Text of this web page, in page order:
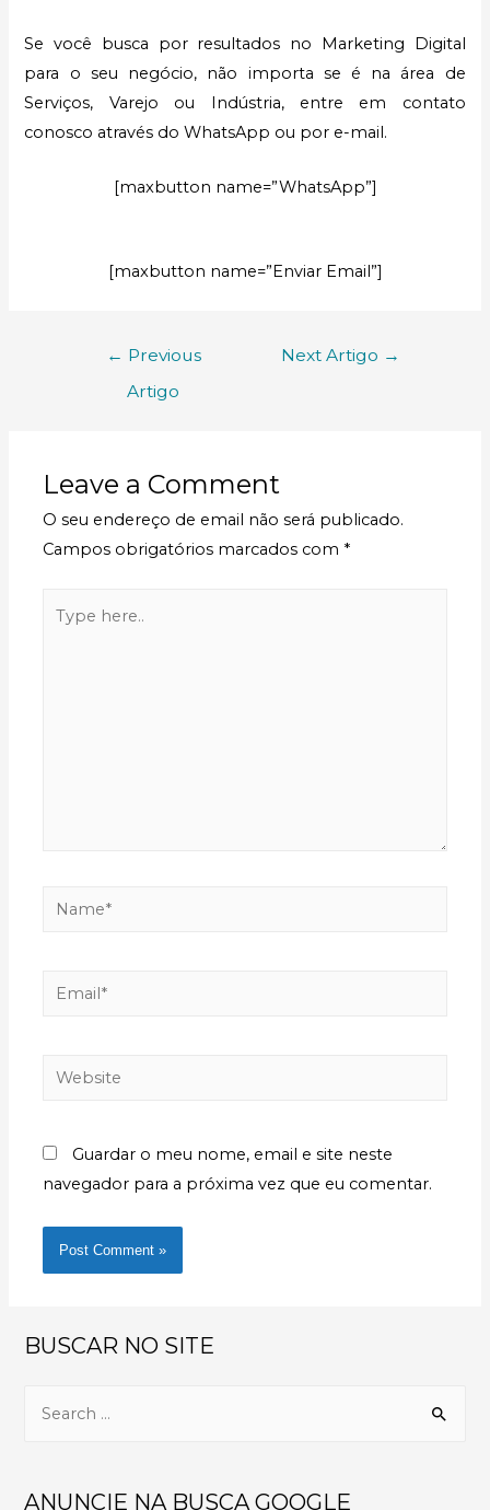
Se você busca por resultados no Marketing Digital
para o seu negócio, não importa se é na área de
Serviços, Varejo ou Indústria, entre em contato
conosco através do WhatsApp ou por e-mail.
[maxbutton name=”WhatsApp”]
[maxbutton name=”Enviar Email”]
← Previous
Artigo
Next Artigo →
Leave a Comment
O seu endereço de email não será publicado.
Campos obrigatórios marcados com *
Guardar o meu nome, email e site neste
navegador para a próxima vez que eu comentar.
BUSCAR NO SITE
ANUNCIE NA BUSCA GOOGLE